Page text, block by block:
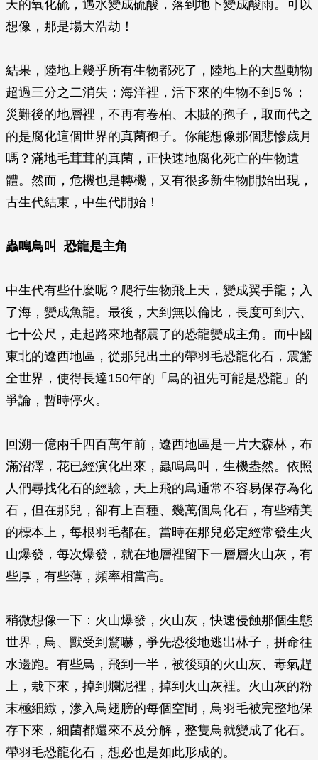
天的氧化硫，遇水變成硫酸，落到地下變成酸雨。可以
想像，那是場大浩劫！
結果，陸地上幾乎所有生物都死了，陸地上的大型動物
超過三分之二消失；海洋裡，活下來的生物不到5％；
災難後的地層裡，不再有卷柏、木賊的孢子，取而代之
的是腐化這個世界的真菌孢子。你能想像那個悲慘歲月
嗎？滿地毛茸茸的真菌，正快速地腐化死亡的生物遺
體。然而，危機也是轉機，又有很多新生物開始出現，
古生代結束，中生代開始！
蟲鳴鳥叫 恐龍是主角
中生代有些什麼呢？爬行生物飛上天，變成翼手龍；入
了海，變成魚龍。最後，大到無以倫比，長度可到六、
七十公尺，走起路來地都震了的恐龍變成主角。而中國
東北的遼西地區，從那兒出土的帶羽毛恐龍化石，震驚
全世界，使得長達150年的「鳥的祖先可能是恐龍」的
爭論，暫時停火。
回溯一億兩千四百萬年前，遼西地區是一片大森林，布
滿沼澤，花已經演化出來，蟲鳴鳥叫，生機盎然。依照
人們尋找化石的經驗，天上飛的鳥通常不容易保存為化
石，但在那兒，卻有上百種、幾萬個鳥化石，有些精美
的標本上，每根羽毛都在。當時在那兒必定經常發生火
山爆發，每次爆發，就在地層裡留下一層層火山灰，有
些厚，有些薄，頻率相當高。
稍微想像一下：火山爆發，火山灰，快速侵蝕那個生態
世界，鳥、獸受到驚嚇，爭先恐後地逃出林子，拼命往
水邊跑。有些鳥，飛到一半，被後頭的火山灰、毒氣趕
上，栽下來，掉到爛泥裡，掉到火山灰裡。火山灰的粉
末極細緻，滲入鳥翅膀的每個空間，鳥羽毛被完整地保
存下來，細菌都還來不及分解，整隻鳥就變成了化石。
帶羽毛恐龍化石，想必也是如此形成的。